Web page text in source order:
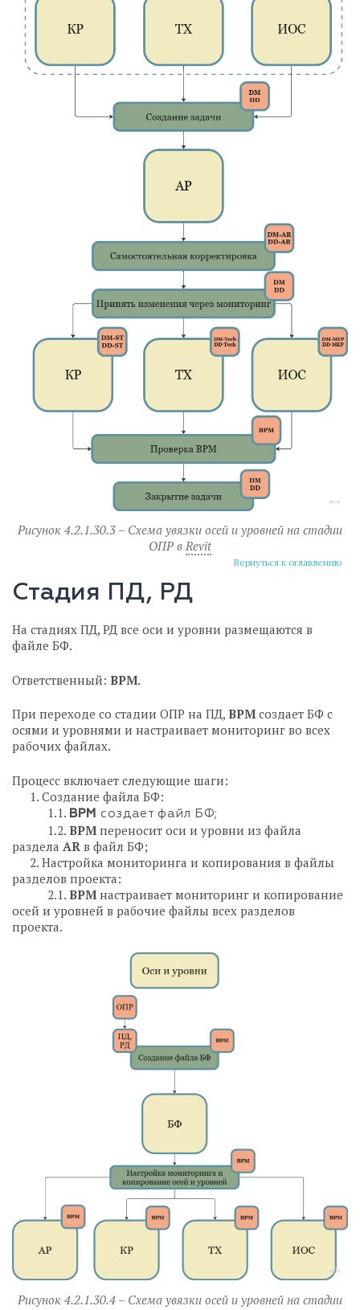
Рисунок 4.2.1.30.3 – Схема увязки осей и уровней на стадии
ОПР в Revit
Вернуться к оглавлению
Стадия ПД, РД
На стадиях ПД, РД все оси и уровни размещаются в
файле БФ.
Ответственный: BPM.
При переходе со стадии ОПР на ПД, BPM создает БФ с
осями и уровнями и настраивает мониторинг во всех
рабочих файлах.
Процесс включает следующие шаги:
⠀⠀1. Создание файла БФ:
⠀⠀⠀⠀1.1. BPM создает файл БФ;
⠀⠀⠀⠀1.2. BPM переносит оси и уровни из файла
раздела AR в файл БФ;
⠀⠀2. Настройка мониторинга и копирования в файлы
разделов проекта:
⠀⠀⠀⠀2.1. BPM настраивает мониторинг и копирование
осей и уровней в рабочие файлы всех разделов
проекта.
Рисунок 4.2.1.30.4 – Схема увязки осей и уровней на стадии